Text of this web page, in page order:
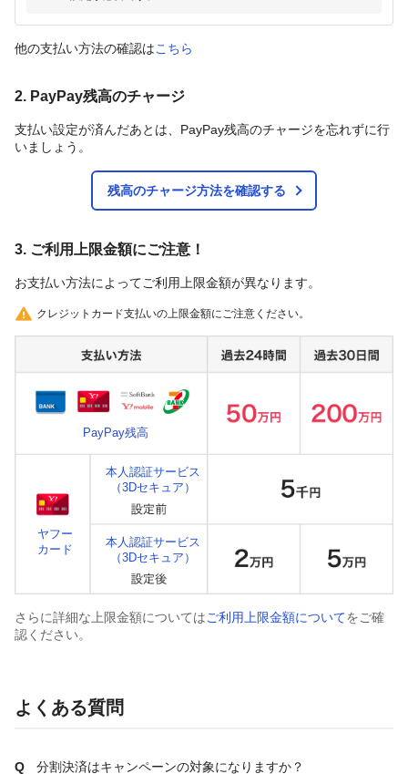
他の支払い方法の確認はこちら
2. PayPay残高のチャージ
支払い設定が済んだあとは、PayPay残高のチャージを忘れずに行
いましょう。
残高のチャージ方法を確認する
3. ご利用上限金額にご注意！
お支払い方法によってご利用上限金額が異なります。
クレジットカード支払いの上限金額にご注意ください。
PayPay残高
ヤフー
カード
本人認証サービス
（3Dセキュア）
本人認証サービス
（3Dセキュア）
さらに詳細な上限金額についてはご利用上限金額についてをご確
認ください。
よくある質問
分割決済はキャンペーンの対象になりますか？